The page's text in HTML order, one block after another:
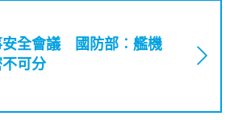
安全會議 國防部︰艦機
可分